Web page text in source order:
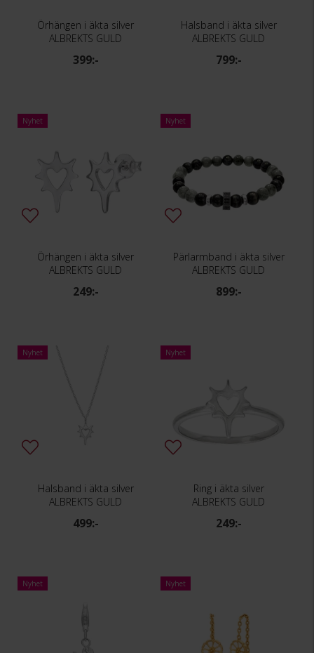
Örhängen i äkta silver
ALBREKTS GULD
399:-
Halsband i äkta silver
ALBREKTS GULD
799:-
Nyhet
Örhängen i äkta silver
ALBREKTS GULD
249:-
Nyhet
Pärlarmband i äkta silver
ALBREKTS GULD
899:-
Nyhet
Halsband i äkta silver
ALBREKTS GULD
499:-
Nyhet
Ring i äkta silver
ALBREKTS GULD
249:-
Nyhet Nyhet